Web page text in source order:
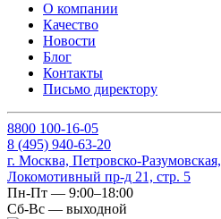
О компании
Качество
Новости
Блог
Контакты
Письмо директору
8800 100-16-05
8 (495) 940-63-20
г. Москва, Петровско-Разумовская,
Локомотивный пр-д 21, стр. 5
Пн-Пт — 9:00–18:00
Сб-Вс — выходной